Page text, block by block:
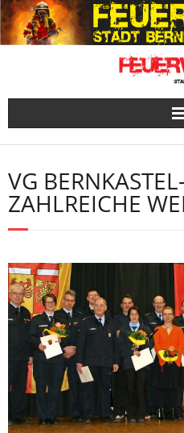
Skip
to
content
VG
ZAHLREICHE